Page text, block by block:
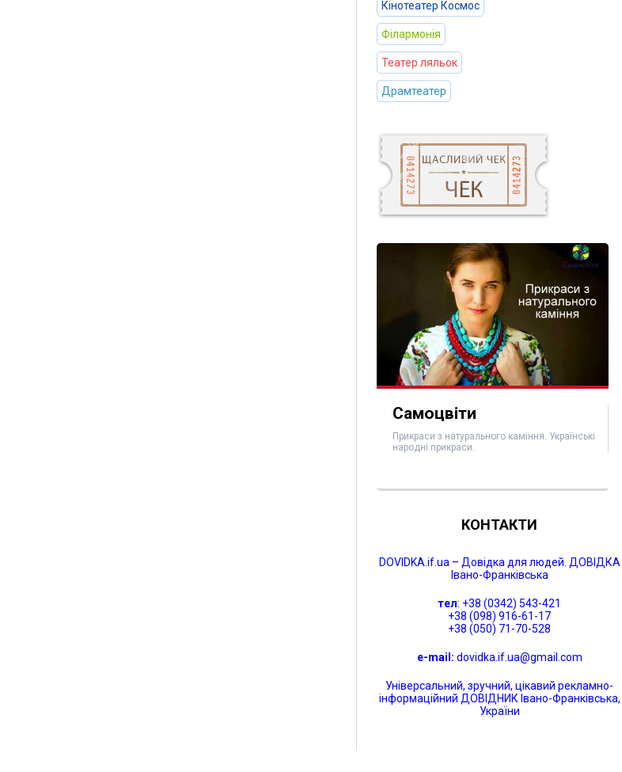
Кінотеатер Космос
Філармонія
Театер ляльок
Драмтеатер
Самоцвіти
Прикраси з натурального каміння. Українські
народні прикраси.
КОНТАКТИ
DOVIDKA.if.ua – Довідка для людей. ДОВІДКА
Івано-Франківська
тел: +38 (0342) 543-421
+38 (098) 916-61-17
+38 (050) 71-70-528
e-mail: dovidka.if.ua@gmail.com
Універсальний, зручний, цікавий рекламно-
інформаційний ДОВІДНИК Івано-Франківська,
України